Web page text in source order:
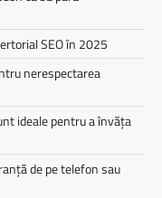
SEO în 2025
nerespectarea
ideale pentru a învăța
de pe telefon sau